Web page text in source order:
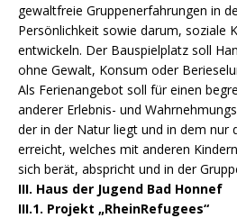
gewaltfreie Gruppenerfahrungen in
Persönlichkeit sowie darum, soziale
entwickeln. Der Bauspielplatz soll
ohne Gewalt, Konsum oder
Als Ferienangebot soll für einen
anderer Erlebnis- und
der in der Natur liegt und in dem nur
erreicht, welches mit anderen
sich berät, abspricht und in der
III. Haus der Jugend Bad Honnef
III.1. Projekt „RheinRefugees“